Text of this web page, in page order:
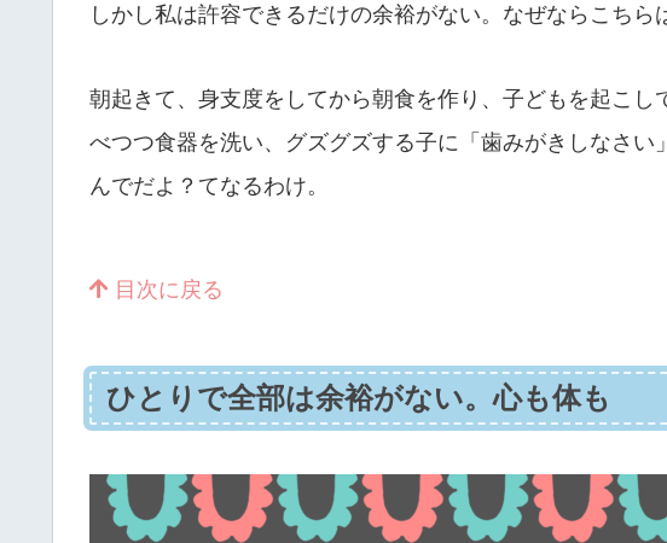
しかし私は許容できるだけの余裕がない。なぜならこちら
朝起きて、身支度をしてから朝食を作り、子どもを起こ
べつつ食器を洗い、グズグズする子に「歯みがきしなさ
んでだよ？てなるわけ。
目次に戻る
ひとりで全部は余裕がない。心も体も